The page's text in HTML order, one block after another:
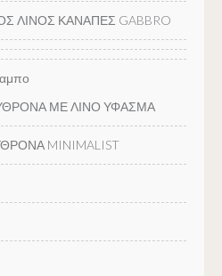
ΛΙΝΟΣ ΚΑΝΑΠΕΣ GABBRO
ΜΕ ΛΙΝΟ ΥΦΑΣΜΑ
MINIMALIST